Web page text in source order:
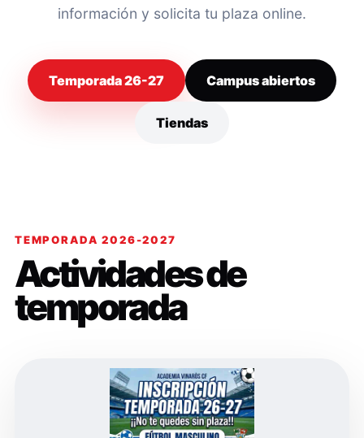
información y solicita tu plaza online.
Temporada 26-27 Campus abiertos
Tiendas
TEMPORADA 2026-2027
Actividades de
temporada